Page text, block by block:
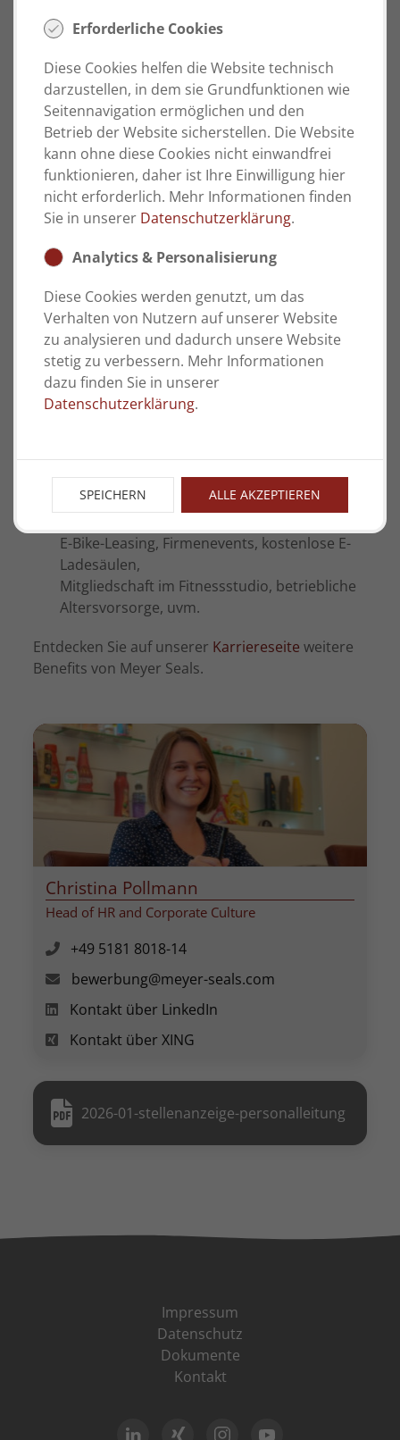
Arbeitsrecht
Entscheidungsfreude und
Durchsetzungsvermögen
Loyalität und Vertrauenswürdigkeit im
Umgang mit sensiblen Unternehmensdaten
Sehr gute Englischkenntnisse in Wort und
Schrift sowie sehr gute Kenntnisse in MS-
Office
Unter anderem bieten wir:
Eine Schlüsselrolle im Unternehmen als
externe und auch interne Vertretung der
Bereichsleitung und Geschäftsführung
Umfassende Gestaltungsmöglichkeiten sowie
die Möglichkeit Prozesse und Strukturen
aktiv mit zu entwickeln
und Entscheidungswege
Intensives Onboarding in einem kollegialen
Team
E-Bike-Leasing, Firmenevents, kostenlose E-
Ladesäulen,
Mitgliedschaft im Fitnessstudio, betriebliche
Altersvorsorge, uvm.
Entdecken Sie auf unserer Karriereseite weitere
Benefits von Meyer Seals.
Christina Pollmann
Head of HR and Corporate Culture
+49 5181 8018-14
bewerbung@meyer-seals.com
Kontakt über LinkedIn
Kontakt über XING
2026-01-stellenanzeige-personalleitung
Impressum
Datenschutz
Dokumente
Kontakt
Erforderliche Cookies
Diese Cookies helfen die Website technisch
darzustellen, in dem sie Grundfunktionen wie
Seitennavigation ermöglichen und den
Betrieb der Website sicherstellen. Die Website
kann ohne diese Cookies nicht einwandfrei
funktionieren, daher ist Ihre Einwilligung hier
nicht erforderlich. Mehr Informationen finden
Sie in unserer Datenschutzerklärung.
Analytics & Personalisierung
Diese Cookies werden genutzt, um das
Verhalten von Nutzern auf unserer Website
zu analysieren und dadurch unsere Website
stetig zu verbessern. Mehr Informationen
dazu finden Sie in unserer
Datenschutzerklärung.
SPEICHERN ALLE AKZEPTIEREN